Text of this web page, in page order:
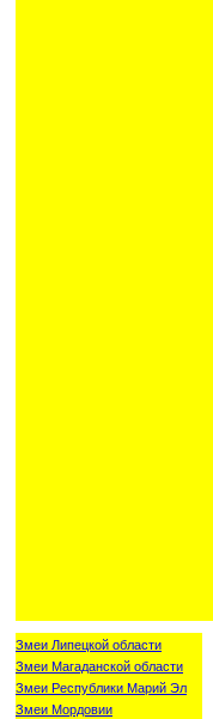
Змеи Липецкой области
Змеи Магаданской области
Змеи Республики Марий Эл
Змеи Мордовии